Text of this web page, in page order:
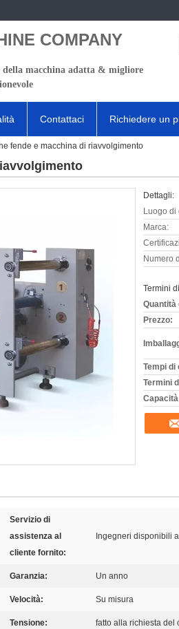
COMPANY
macchina adatta & migliore
Contattaci Richiedere un
fende e macchina di riavvolgimento
Dettagli:
Luogo di
Marca:
Numero
Termini
Quantità
Prezzo:
Tempi di
Termini
Servizio di
assistenza al
cliente fornito:
Ingegneri disponibili
Garanzia: Un anno
Velocità: Su misura
Tensione: fatto alla richiesta del